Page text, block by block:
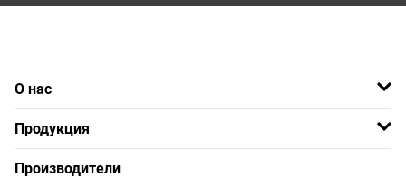
О нас
Продукция
Производители